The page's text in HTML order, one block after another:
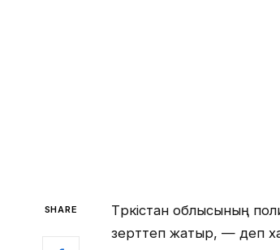
SHARE
Түркістан облысының
зерттеп жатыр, — деп